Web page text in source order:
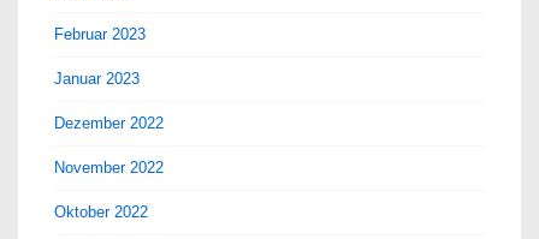
Februar 2023
Januar 2023
Dezember 2022
November 2022
Oktober 2022